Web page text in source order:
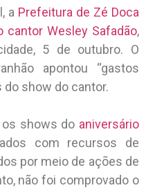
a Prefeitura de Zé Doca
cantor Wesley Safadão,
5 de outubro. O
apontou “gastos
show do cantor.
os shows do aniversário
com recursos de
por meio de ações de
não foi comprovado o